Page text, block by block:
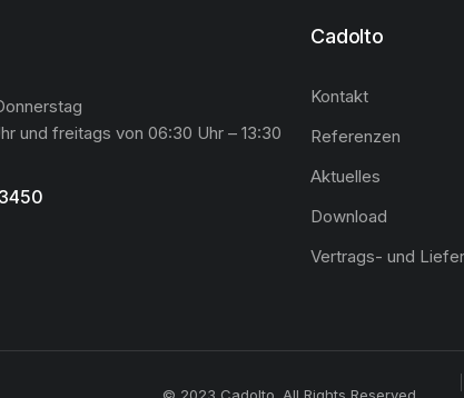
und freitags von 06:30 Uhr – 13:30
Cadolto
Kontakt
Referenzen
Aktuelles
Download
Vertrags- und